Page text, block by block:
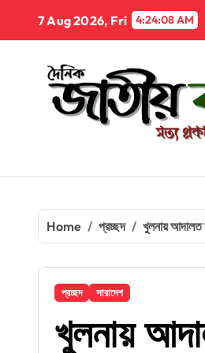
content
7 Aug 2026, Fri 4:24:09 AM
Home প্রচ্ছদ খুলনায় আদালত
প্রচ্ছদ সারাদেশ
খুলনায়